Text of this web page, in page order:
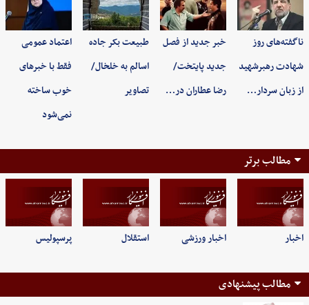
ناگفته‌های روز
شهادت رهبرشهید
از زبان سردار…
خبر جدید از فصل
جدید پایتخت/
رضا عطاران در…
طبیعت بکر جاده
اسالم به خلخال/
تصاویر
اعتماد عمومی
فقط با خبرهای
خوب ساخته
نمی‌شود
مطالب برتر
اخبار اخبار ورزشی استقلال پرسپولیس
مطالب پیشنهادی